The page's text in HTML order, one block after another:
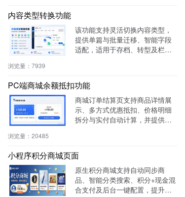
内容类型转换功能
该功能支持灵活切换内容类型，
提供单篇与批量迁移、智能字段
适配，适用于存档、转型及栏目
浏览量： 7939
PC端商城余额抵扣功能
商城订单结算页支持商品详情展
示、多方式优惠抵扣、价格明细
拆分与实付自动计算，并提供支
浏览量： 20485
小程序积分商城页面
原生积分商城支持自动同步商
品、智能分类搜索、积分+现金混
合支付及后台一键配置，提升用